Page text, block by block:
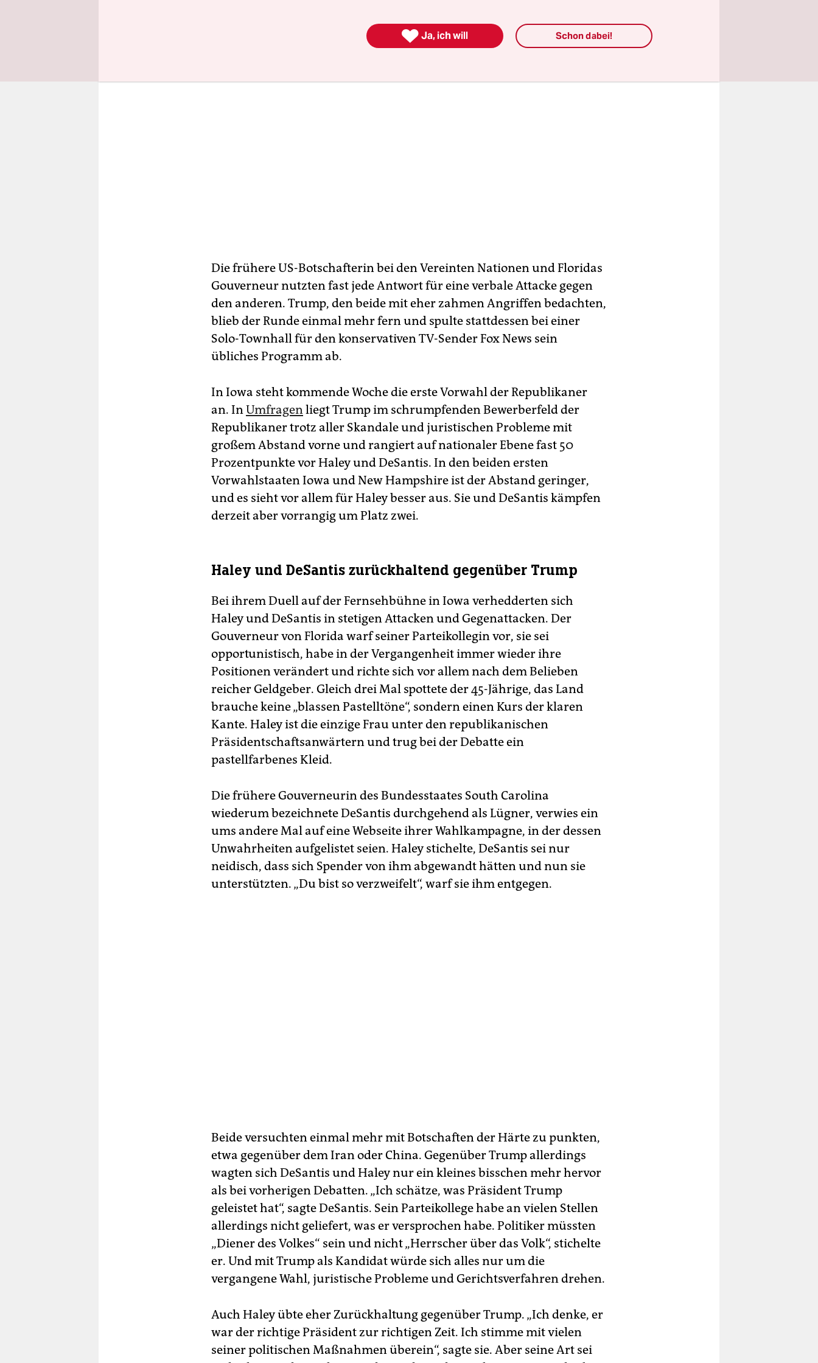
Die frühere US-Botschafterin bei den Vereinten Nationen und Floridas
Gouverneur nutzten fast jede Antwort für eine verbale Attacke gegen
den anderen. Trump, den beide mit eher zahmen Angriffen bedachten,
blieb der Runde einmal mehr fern und spulte stattdessen bei einer
Solo-Townhall für den konservativen TV-Sender Fox News sein
übliches Programm ab.
In Iowa steht kommende Woche die erste Vorwahl der Republikaner
an. InUmfragenliegt Trump im schrumpfenden Bewerberfeld der
Republikaner trotz aller Skandale und juristischen Probleme mit
großem Abstand vorne und rangiert auf nationaler Ebene fast 50
Prozentpunkte vor Haley und DeSantis. In den beiden ersten
Vorwahlstaaten Iowa und New Hampshire ist der Abstand geringer,
und es sieht vor allem für Haley besser aus. Sie und DeSantis kämpfen
derzeit aber vorrangig um Platz zwei.
Haley und DeSantis zurückhaltend gegenüber Trump
Bei ihrem Duell auf der Fernsehbühne in Iowa verhedderten sich
Haley und DeSantis in stetigen Attacken und Gegenattacken. Der
Gouverneur von Florida warf seiner Parteikollegin vor, sie sei
opportunistisch, habe in der Vergangenheit immer wieder ihre
Positionen verändert und richte sich vor allem nach dem Belieben
reicher Geldgeber. Gleich drei Mal spottete der 45-Jährige, das Land
brauche keine „blassen Pastelltöne“, sondern einen Kurs der klaren
Kante. Haley ist die einzige Frau unter den republikanischen
Präsidentschaftsanwärtern und trug bei der Debatte ein
pastellfarbenes Kleid.
Die frühere Gouverneurin des Bundesstaates South Carolina
wiederum bezeichnete DeSantis durchgehend als Lügner, verwies ein
ums andere Mal auf eine Webseite ihrer Wahlkampagne, in der dessen
Unwahrheiten aufgelistet seien. Haley stichelte, DeSantis sei nur
neidisch, dass sich Spender von ihm abgewandt hätten und nun sie
unterstützten. „Du bist so verzweifelt“, warf sie ihm entgegen.
Beide versuchten einmal mehr mit Botschaften der Härte zu punkten,
etwa gegenüber dem Iran oder China. Gegenüber Trump allerdings
wagten sich DeSantis und Haley nur ein kleines bisschen mehr hervor
als bei vorherigen Debatten. „Ich schätze, was Präsident Trump
geleistet hat“, sagte DeSantis. Sein Parteikollege habe an vielen Stellen
allerdings nicht geliefert, was er versprochen habe. Politiker müssten
„Diener des Volkes“ sein und nicht „Herrscher über das Volk“, stichelte
er. Und mit Trump als Kandidat würde sich alles nur um die
vergangene Wahl, juristische Probleme und Gerichtsverfahren drehen.
Auch Haley übte eher Zurückhaltung gegenüber Trump. „Ich denke, er
war der richtige Präsident zur richtigen Zeit. Ich stimme mit vielen
seiner politischen Maßnahmen überein“, sagte sie. Aber seine Art sei
 Ja, ich will Schon dabei!